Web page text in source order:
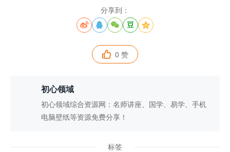
分享到：
    
 0 赞
初心领域
初心领域综合资源网：名师讲座、国学、易学、手机
电脑壁纸等资源免费分享！
标签